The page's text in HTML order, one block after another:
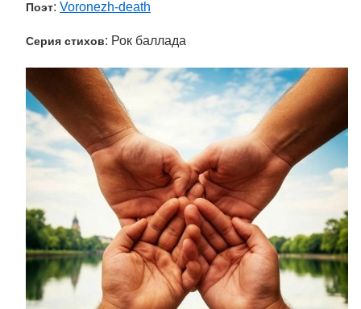
Поэт: Voronezh-death
Серия стихов: Рок баллада